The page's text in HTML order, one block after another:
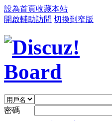
設為首頁收藏本站
開啟輔助訪問 切換到窄版
密碼